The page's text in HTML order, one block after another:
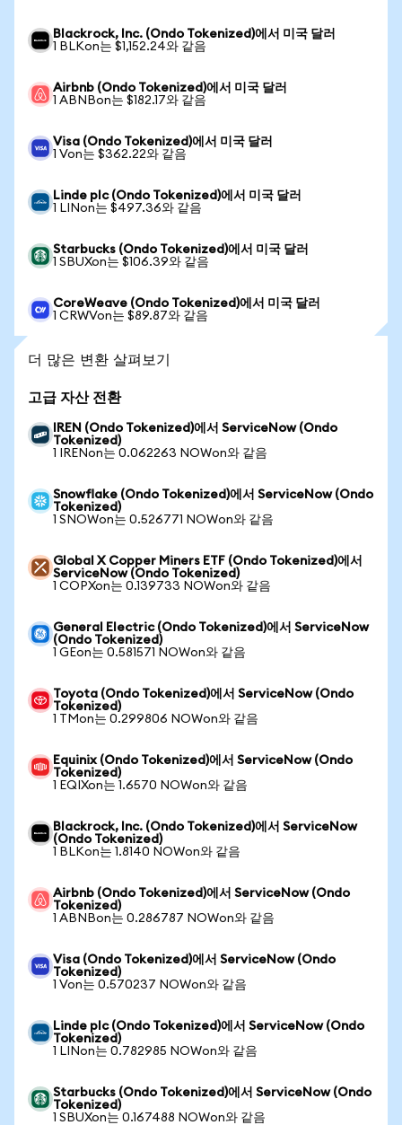
Blackrock, Inc. (Ondo Tokenized)에서 미국 달러
1 BLKon는 $1,152.24와 같음
Airbnb (Ondo Tokenized)에서 미국 달러
1 ABNBon는 $182.17와 같음
Visa (Ondo Tokenized)에서 미국 달러
1 Von는 $362.22와 같음
Linde plc (Ondo Tokenized)에서 미국 달러
1 LINon는 $497.36와 같음
Starbucks (Ondo Tokenized)에서 미국 달러
1 SBUXon는 $106.39와 같음
CoreWeave (Ondo Tokenized)에서 미국 달러
1 CRWVon는 $89.87와 같음
더 많은 변환 살펴보기
고급 자산 전환
IREN (Ondo Tokenized)에서 ServiceNow (Ondo
Tokenized)
1 IRENon는 0.062263 NOWon와 같음
Snowflake (Ondo Tokenized)에서 ServiceNow (Ondo
Tokenized)
1 SNOWon는 0.526771 NOWon와 같음
Global X Copper Miners ETF (Ondo Tokenized)에서
ServiceNow (Ondo Tokenized)
1 COPXon는 0.139733 NOWon와 같음
General Electric (Ondo Tokenized)에서 ServiceNow
(Ondo Tokenized)
1 GEon는 0.581571 NOWon와 같음
Toyota (Ondo Tokenized)에서 ServiceNow (Ondo
Tokenized)
1 TMon는 0.299806 NOWon와 같음
Equinix (Ondo Tokenized)에서 ServiceNow (Ondo
Tokenized)
1 EQIXon는 1.6570 NOWon와 같음
Blackrock, Inc. (Ondo Tokenized)에서 ServiceNow
(Ondo Tokenized)
1 BLKon는 1.8140 NOWon와 같음
Airbnb (Ondo Tokenized)에서 ServiceNow (Ondo
Tokenized)
1 ABNBon는 0.286787 NOWon와 같음
Visa (Ondo Tokenized)에서 ServiceNow (Ondo
Tokenized)
1 Von는 0.570237 NOWon와 같음
Linde plc (Ondo Tokenized)에서 ServiceNow (Ondo
Tokenized)
1 LINon는 0.782985 NOWon와 같음
Starbucks (Ondo Tokenized)에서 ServiceNow (Ondo
Tokenized)
1 SBUXon는 0.167488 NOWon와 같음